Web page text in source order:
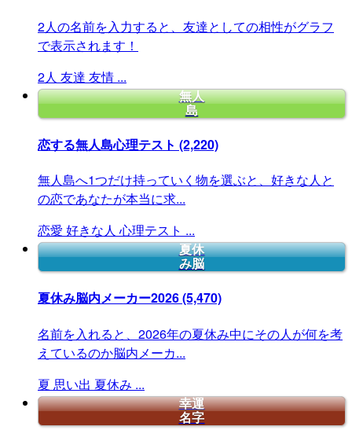
2人の名前を入力すると、友達としての相性がグラフ
で表示されます！
2人 友達 友情 ...
無人
島
恋する無人島心理テスト (2,220)
無人島へ1つだけ持っていく物を選ぶと、好きな人と
の恋であなたが本当に求...
恋愛 好きな人 心理テスト ...
夏休
み脳
夏休み脳内メーカー2026(5,470)
名前を入れると、2026年の夏休み中にその人が何を考
えているのか脳内メーカ...
夏 思い出 夏休み ...
幸運
名字